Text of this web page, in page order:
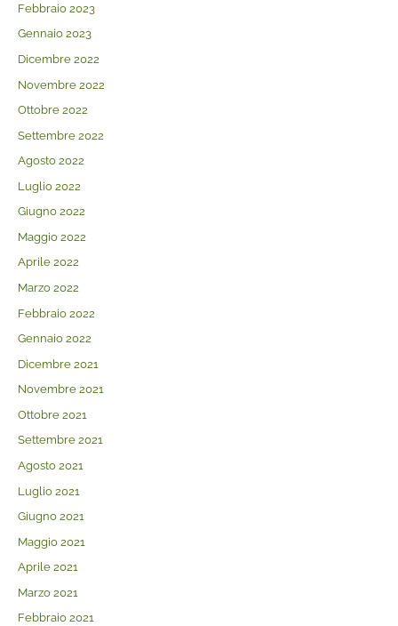
Febbraio 2023
Gennaio 2023
Dicembre 2022
Novembre 2022
Ottobre 2022
Settembre 2022
Agosto 2022
Luglio 2022
Giugno 2022
Maggio 2022
Aprile 2022
Marzo 2022
Febbraio 2022
Gennaio 2022
Dicembre 2021
Novembre 2021
Ottobre 2021
Settembre 2021
Agosto 2021
Luglio 2021
Giugno 2021
Maggio 2021
Aprile 2021
Marzo 2021
Febbraio 2021